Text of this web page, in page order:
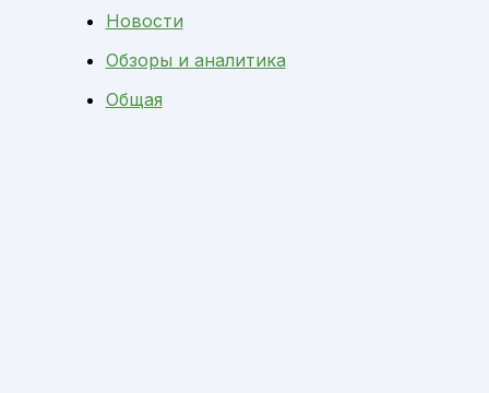
Новости
Обзоры и аналитика
Общая